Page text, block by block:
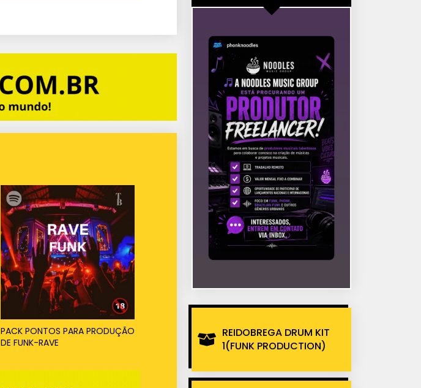
PACK PONTOS PARA PRODUÇÃO
DE FUNK-RAVE
REIDOBREGA DRUM KIT
1(FUNK PRODUCTION)